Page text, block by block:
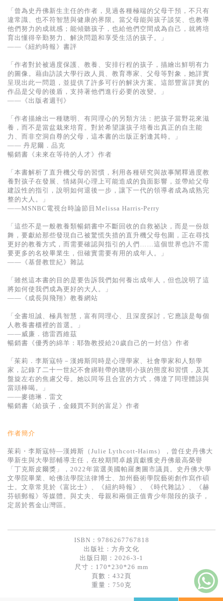
「曾為史丹佛新生主任的作者，見過各種極端的父母干預，不只有
違常識、也不符智慧與健康的界限。當父母能與孩子談笑、也教導
他們努力的成就感；能傾聽孩子，也給他們空間成為自己，就將培
育出懂得辛勤努力、解決問題和享受生活的孩子。」
——《紐約時報》書評
「作者對於被過度保護、教養、安排行程的孩子，描繪出鮮明有力
的圖像。藉由訪談大學行政人員、教育專家、父母等對象，她詳實
呈現出此一問題，並提供了許多可行的解決方案。這部豐富詳實的
作品是父母的後盾，支持著他們進行必要的改變。」
——《出版者週刊》
「作者描繪出一種聰明、有同理心的另類方法：把孩子當野花來滋
養，而不是當盆栽來培育。對於希望讓孩子培養出真正的自主能
力、而非空洞自尊的父母，這本書的出版正躬逢其時。」
—— 丹尼爾．品克
暢銷書《未來在等待的人才》作者
「本書解析了直升機父母的習慣，利用各種研究與故事闡釋過度教
養對孩子在發展、情緒與心理上可能造成的負面影響，並帶給父母
建設性的指引，說明如何退後一步，讓下一代的領導者成為成熟完
整的大人。」
——MSNBC電視台時論節目Melissa Harris-Perry
「這些不是一般教養類暢銷書中不斷回收的自救祕訣，而是一份鼓
舞，要獻給那些發現自己被驚慌失措的直升機父母包圍，正在尋找
更好的教養方式，而需要確認與指引的人們……這個世界也許不需
要更多的名校畢業生，但確實需要有用的成年人。」
——《基督教世紀》雜誌
「雖然這本書的目的是要告訴我們如何養出成年人，但也說明了這
將如何使我們成為更好的大人。」
——《成長與飛翔》教養網站
「全書坦誠、極具智慧，富有同理心、且深度探討，它應該是每個
人教養書櫃裡的首選。」
——威廉．德雷西維茲
暢銷書《優秀的綿羊：耶魯教授給20歲自己的一封信》作者
「茱莉．李斯寇特－漢姆斯同時是心理學家、社會學家和人類學
家，記錄了二十一世紀不會綁鞋帶的聰明小孩的態度和習慣，及其
盤旋左右的焦慮父母。她以同等且合宜的方式，傳達了同理體諒與
當頭棒喝。」
——麥德琳．雷文
暢銷書《給孩子，金錢買不到的富足》作者
作者簡介
茱莉・李斯寇特—漢姆斯（Julie Lythcott-Haims），曾任史丹佛大
學新生與大學部輔導主任，在校期間卓越貢獻獲史丹佛最高榮譽
「丁克斯皮爾獎」，2022年當選美國帕羅奧圖市議員。史丹佛大學
文學院畢業、哈佛法學院法律博士、加州藝術學院藝術創作寫作碩
士。文章常見於《富比士》、《紐約時報》、《時代雜誌》、《赫
芬頓郵報》等媒體。與丈夫、母親和兩個正值青少年階段的孩子，
定居於舊金山灣區。
ISBN：9786267767818
出版社： 方舟文化
出版日期：2026-3-1
尺寸：170*230*26 mm
頁數：432頁
重量：750克